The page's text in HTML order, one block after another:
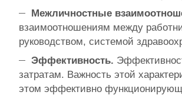
Межличностные
взаимоотношениям между
руководством, системой
Эффективность.
затратам. Важность этой
этом эффективно